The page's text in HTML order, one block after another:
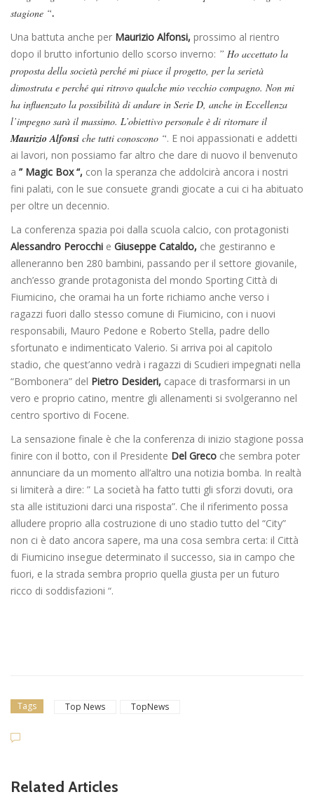
stagione “.
Una battuta anche per Maurizio Alfonsi, prossimo al rientro
dopo il brutto infortunio dello scorso inverno: ” Ho accettato la
proposta della società perché mi piace il progetto, per la serietà
dimostrata e perché qui ritrovo qualche mio vecchio compagno. Non mi
ha influenzato la possibilità di andare in Serie D, anche in Eccellenza
l’impegno sarà il massimo. L’obiettivo personale è di ritornare il
Maurizio Alfonsi che tutti conoscono “. E noi appassionati e addetti
ai lavori, non possiamo far altro che dare di nuovo il benvenuto
a ” Magic Box “, con la speranza che addolcirà ancora i nostri
fini palati, con le sue consuete grandi giocate a cui ci ha abituato
per oltre un decennio.
La conferenza spazia poi dalla scuola calcio, con protagonisti
Alessandro Perocchi e Giuseppe Cataldo, che gestiranno e
alleneranno ben 280 bambini, passando per il settore giovanile,
anch’esso grande protagonista del mondo Sporting Città di
Fiumicino, che oramai ha un forte richiamo anche verso i
ragazzi fuori dallo stesso comune di Fiumicino, con i nuovi
responsabili, Mauro Pedone e Roberto Stella, padre dello
sfortunato e indimenticato Valerio. Si arriva poi al capitolo
stadio, che quest’anno vedrà i ragazzi di Scudieri impegnati nella
“Bombonera” del Pietro Desideri, capace di trasformarsi in un
vero e proprio catino, mentre gli allenamenti si svolgeranno nel
centro sportivo di Focene.
La sensazione finale è che la conferenza di inizio stagione possa
finire con il botto, con il Presidente Del Greco che sembra poter
annunciare da un momento all’altro una notizia bomba. In realtà
si limiterà a dire: ” La società ha fatto tutti gli sforzi dovuti, ora
sta alle istituzioni darci una risposta”. Che il riferimento possa
alludere proprio alla costruzione di uno stadio tutto del “City”
non ci è dato ancora sapere, ma una cosa sembra certa: il Città
di Fiumicino insegue determinato il successo, sia in campo che
fuori, e la strada sembra proprio quella giusta per un futuro
ricco di soddisfazioni “.
Tags Top News TopNews
Related Articles